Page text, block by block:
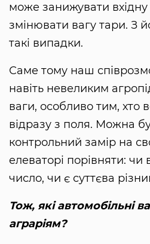
може занижувати вхідну
змінювати вагу тари. З
такі випадки.
Саме тому наш
навіть невеликим
ваги, особливо тим, хто
відразу з поля. Можна
контрольний замір на
елеваторі порівняти:
число, чи є суттєва
Тож, які автомобільні
аграріям?